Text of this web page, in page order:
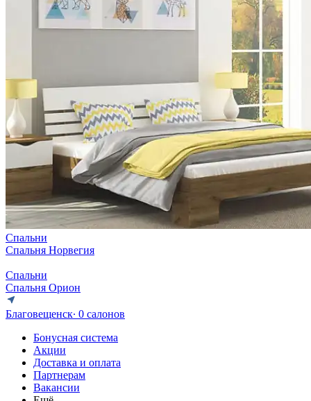
Спальни
Спальня Норвегия
Спальни
Спальня Орион
Благовещенск∙ 0 салонов
Бонусная система
Акции
Доставка и оплата
Партнерам
Вакансии